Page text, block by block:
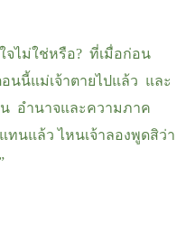
จไม่ใช่หรือ? ที่เมื่อก่อน
นนี้แม่เจ้าตายไปแล้ว และ
อำนาจและความภาค
ทนแล้ว ไหนเจ้าลองพูดสิว่า